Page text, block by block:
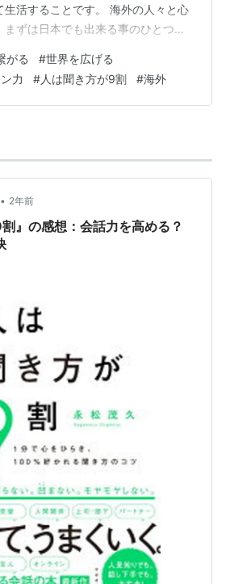
生活することです。 海外の人々と心
まずは日本でも出来る事のひとつと
とつにしています。 「聞き9」も
たいと思っていて、先日、読み終
んで良かったです！！😆「傾聴力」
もそも「聞く力」の価値を改めて理
分かりやすい例…
がる #世界を広げる
力 #人は聞き方が9割 #海外
• 2年前
割』の感想：会話力を高める？